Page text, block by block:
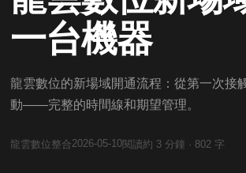
一台機器
龍雲數位的新場域開通流程：從第一次接
動——完整的時間線和期望管理。
龍雲數位整合2026-05-10閱讀約 3 分鐘 · 802 字